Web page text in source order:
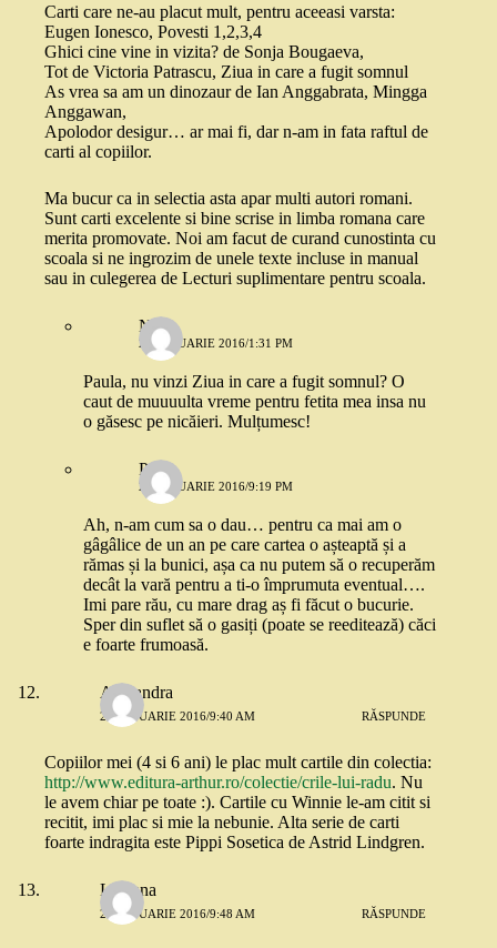
Carti care ne-au placut mult, pentru aceeasi varsta:
Eugen Ionesco, Povesti 1,2,3,4
Ghici cine vine in vizita? de Sonja Bougaeva,
Tot de Victoria Patrascu, Ziua in care a fugit somnul
As vrea sa am un dinozaur de Ian Anggabrata, Mingga
Anggawan,
Apolodor desigur… ar mai fi, dar n-am in fata raftul de
carti al copiilor.
Ma bucur ca in selectia asta apar multi autori romani.
Sunt carti excelente si bine scrise in limba romana care
merita promovate. Noi am facut de curand cunostinta cu
scoala si ne ingrozim de unele texte incluse in manual
sau in culegerea de Lecturi suplimentare pentru scoala.
Nuka
22 IANUARIE 2016/1:31 PM
Paula, nu vinzi Ziua in care a fugit somnul? O
caut de muuuulta vreme pentru fetita mea insa nu
o găsesc pe nicăieri. Mulțumesc!
Paula
22 IANUARIE 2016/9:19 PM
Ah, n-am cum sa o dau… pentru ca mai am o
gâgâlice de un an pe care cartea o așteaptă și a
rămas și la bunici, așa ca nu putem să o recuperăm
decât la vară pentru a ti-o împrumuta eventual….
Imi pare rău, cu mare drag aș fi făcut o bucurie.
Sper din suflet să o gasiți (poate se reeditează) căci
e foarte frumoasă.
Alexandra
22 IANUARIE 2016/9:40 AM RĂSPUNDE
Copiilor mei (4 si 6 ani) le plac mult cartile din colectia:
http://www.editura-arthur.ro/colectie/crile-lui-radu. Nu
le avem chiar pe toate :). Cartile cu Winnie le-am citit si
recitit, imi plac si mie la nebunie. Alta serie de carti
foarte indragita este Pippi Sosetica de Astrid Lindgren.
Luciana
22 IANUARIE 2016/9:48 AM RĂSPUNDE